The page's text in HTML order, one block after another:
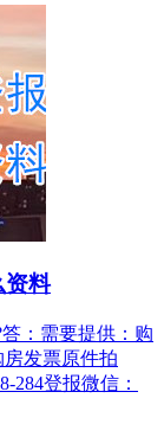
资料
：需要提供：购
发票原件拍
284登报微信：